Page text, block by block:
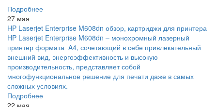
Подробнее
27 мая
HP Laserjet Enterprise M608dn обзор, картриджи для принтера
HP Laserjet Enterprise M608dn – монохромный лазерный
принтер формата A4, сочетающий в себе привлекательный
внешний вид, энергоэффективность и высокую
производительность, представляет собой
многофункциональное решение для печати даже в самых
сложных условиях.
Подробнее